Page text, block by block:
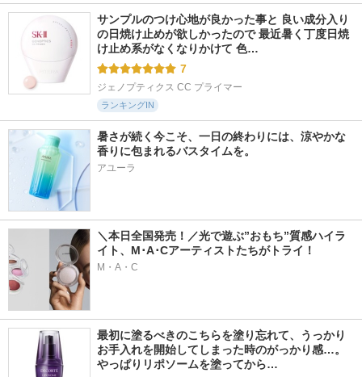
MEDIHEAL(メディヒ
ンス
トランシーノ
タイプ ローズリュ
クスの香り
アテニア
サンプルのつけ心地が良かった事と 良い成分入り
の日焼け止めが欲しかったので 最近暑く丁度日焼
け止め系がなくなりかけて 色…
7
ジェノプティクス CC プライマー
ランキングIN
暑さが続く今こそ、一日の終わりには、涼やかな
香りに包まれるバスタイムを。
アユーラ
＼本日全国発売！／光で遊ぶ”おもち”質感ハイラ
イト、M･A･Cアーティストたちがトライ！
M・A・C
最初に塗るべきのこちらを塗り忘れて、うっかり
お手入れを開始してしまった時のがっかり感…。
やっぱりリポソームを塗ってから…